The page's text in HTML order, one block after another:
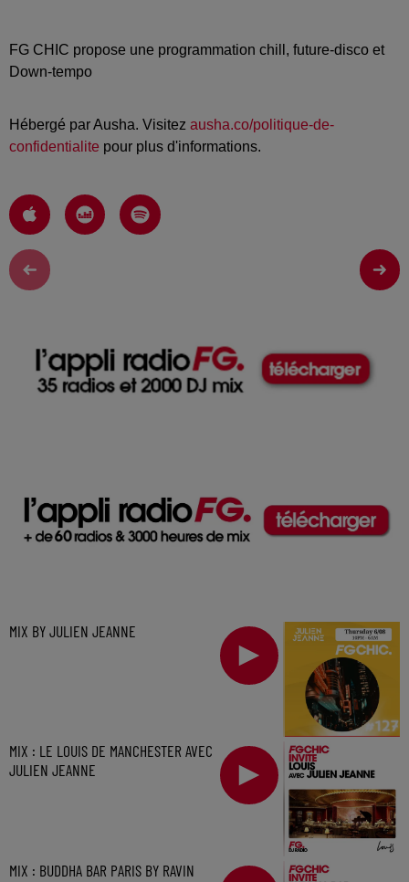
FG CHIC propose une programmation chill, future-disco et
Down-tempo
Hébergé par Ausha. Visitez ausha.co/politique-de-
confidentialite pour plus d'informations.
MIX BY JULIEN JEANNE
MIX : LE LOUIS DE MANCHESTER AVEC
JULIEN JEANNE
MIX : BUDDHA BAR PARIS BY RAVIN